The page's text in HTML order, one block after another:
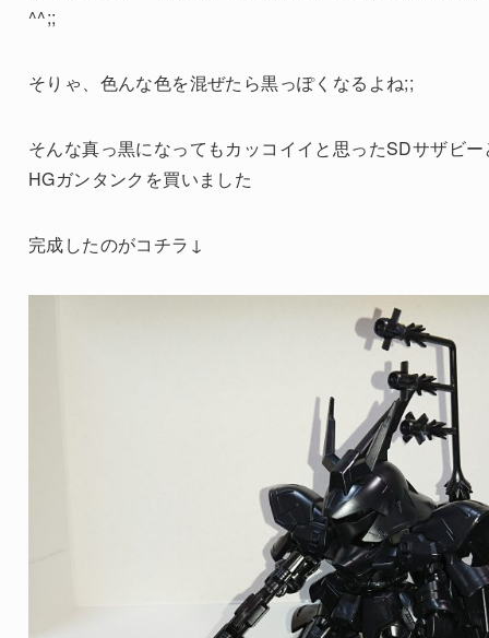
^^;;
そりゃ、色んな色を混ぜたら黒っぽくなるよね;;
そんな真っ黒になってもカッコイイと思ったSDサザビー
HGガンタンクを買いました
完成したのがコチラ↓